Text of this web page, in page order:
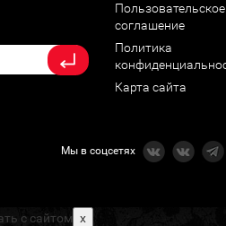
Пользовательское
соглашение
Политика
Карта сайта
Мы в соцсетях
с сайтом x